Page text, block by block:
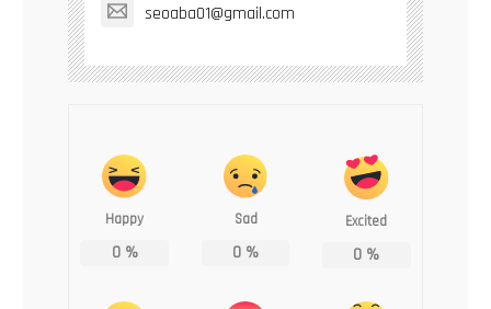
seoaba01@gmail.com
Happy
0%
Sad
0 %
Excited
0 %